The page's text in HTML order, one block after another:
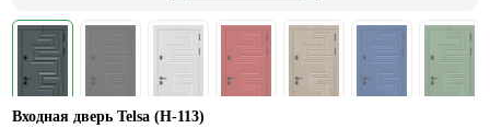
Входная дверь Telsa (Н-113)